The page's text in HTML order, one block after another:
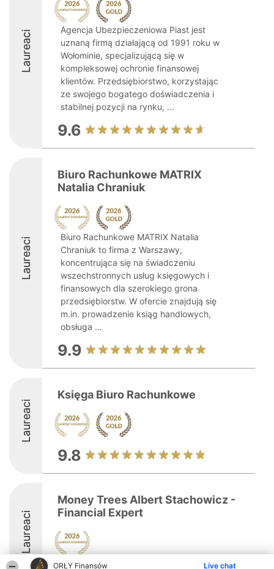
ORŁY Finansów Live chat
Laureaci
Agencja Ubezpieczeniowa Piast jest
uznaną firmą działającą od 1991 roku w
Wołominie, specjalizującą się w
kompleksowej ochronie finansowej
klientów. Przedsiębiorstwo, korzystając
ze swojego bogatego doświadczenia i
stabilnej pozycji na rynku, ...
9.6
Laureaci
Biuro Rachunkowe MATRIX
Natalia Chraniuk
Biuro Rachunkowe MATRIX Natalia
Chraniuk to firma z Warszawy,
koncentrująca się na świadczeniu
wszechstronnych usług księgowych i
finansowych dla szerokiego grona
przedsiębiorstw. W ofercie znajdują się
m.in. prowadzenie ksiąg handlowych,
obsługa ...
9.9
Laureaci
Księga Biuro Rachunkowe
9.8
Laureaci
Money Trees Albert Stachowicz -
Financial Expert